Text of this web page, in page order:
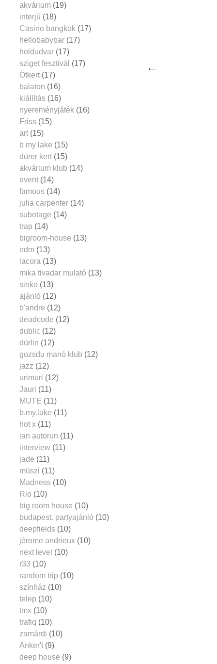
akvárium (19)
interjú (18)
Casino bangkok (17)
hellobabybar (17)
holdudvar (17)
sziget fesztivál (17)
Ötkert (17)
balaton (16)
kiállítás (16)
nyereményjáték (16)
Friss (15)
art (15)
b my lake (15)
dürer kert (15)
akvárium klub (14)
event (14)
famous (14)
julia carpenter (14)
subotage (14)
trap (14)
bigroom-house (13)
edm (13)
lacora (13)
mika tivadar mulató (13)
sinko (13)
ajánló (12)
b'andre (12)
deadcode (12)
dublic (12)
dürlin (12)
gozsdu manó klub (12)
jazz (12)
urimuri (12)
Jauri (11)
MUTE (11)
b.my.lake (11)
hot x (11)
ian autorun (11)
interview (11)
jade (11)
müszi (11)
Madness (10)
Rio (10)
big room house (10)
budapest. partyajánló (10)
deepfields (10)
jérome andrieux (10)
next level (10)
r33 (10)
random trip (10)
színház (10)
telep (10)
tmx (10)
trafiq (10)
zamárdi (10)
Anker't (9)
deep house (9)